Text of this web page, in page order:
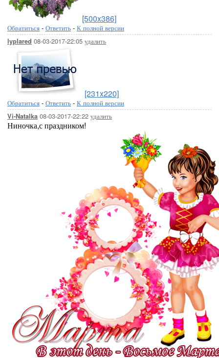
[500x386]
Обратиться - Ответить - К полной версии
lyplared 08-03-2017-22:05 удалить
[231x220]
Обратиться - Ответить - К полной версии
Vi-Natalka 08-03-2017-22:22 удалить
Ниночка,с праздником!